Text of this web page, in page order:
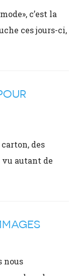
c’est la
ces jours-ci,
des
vu autant de
nous